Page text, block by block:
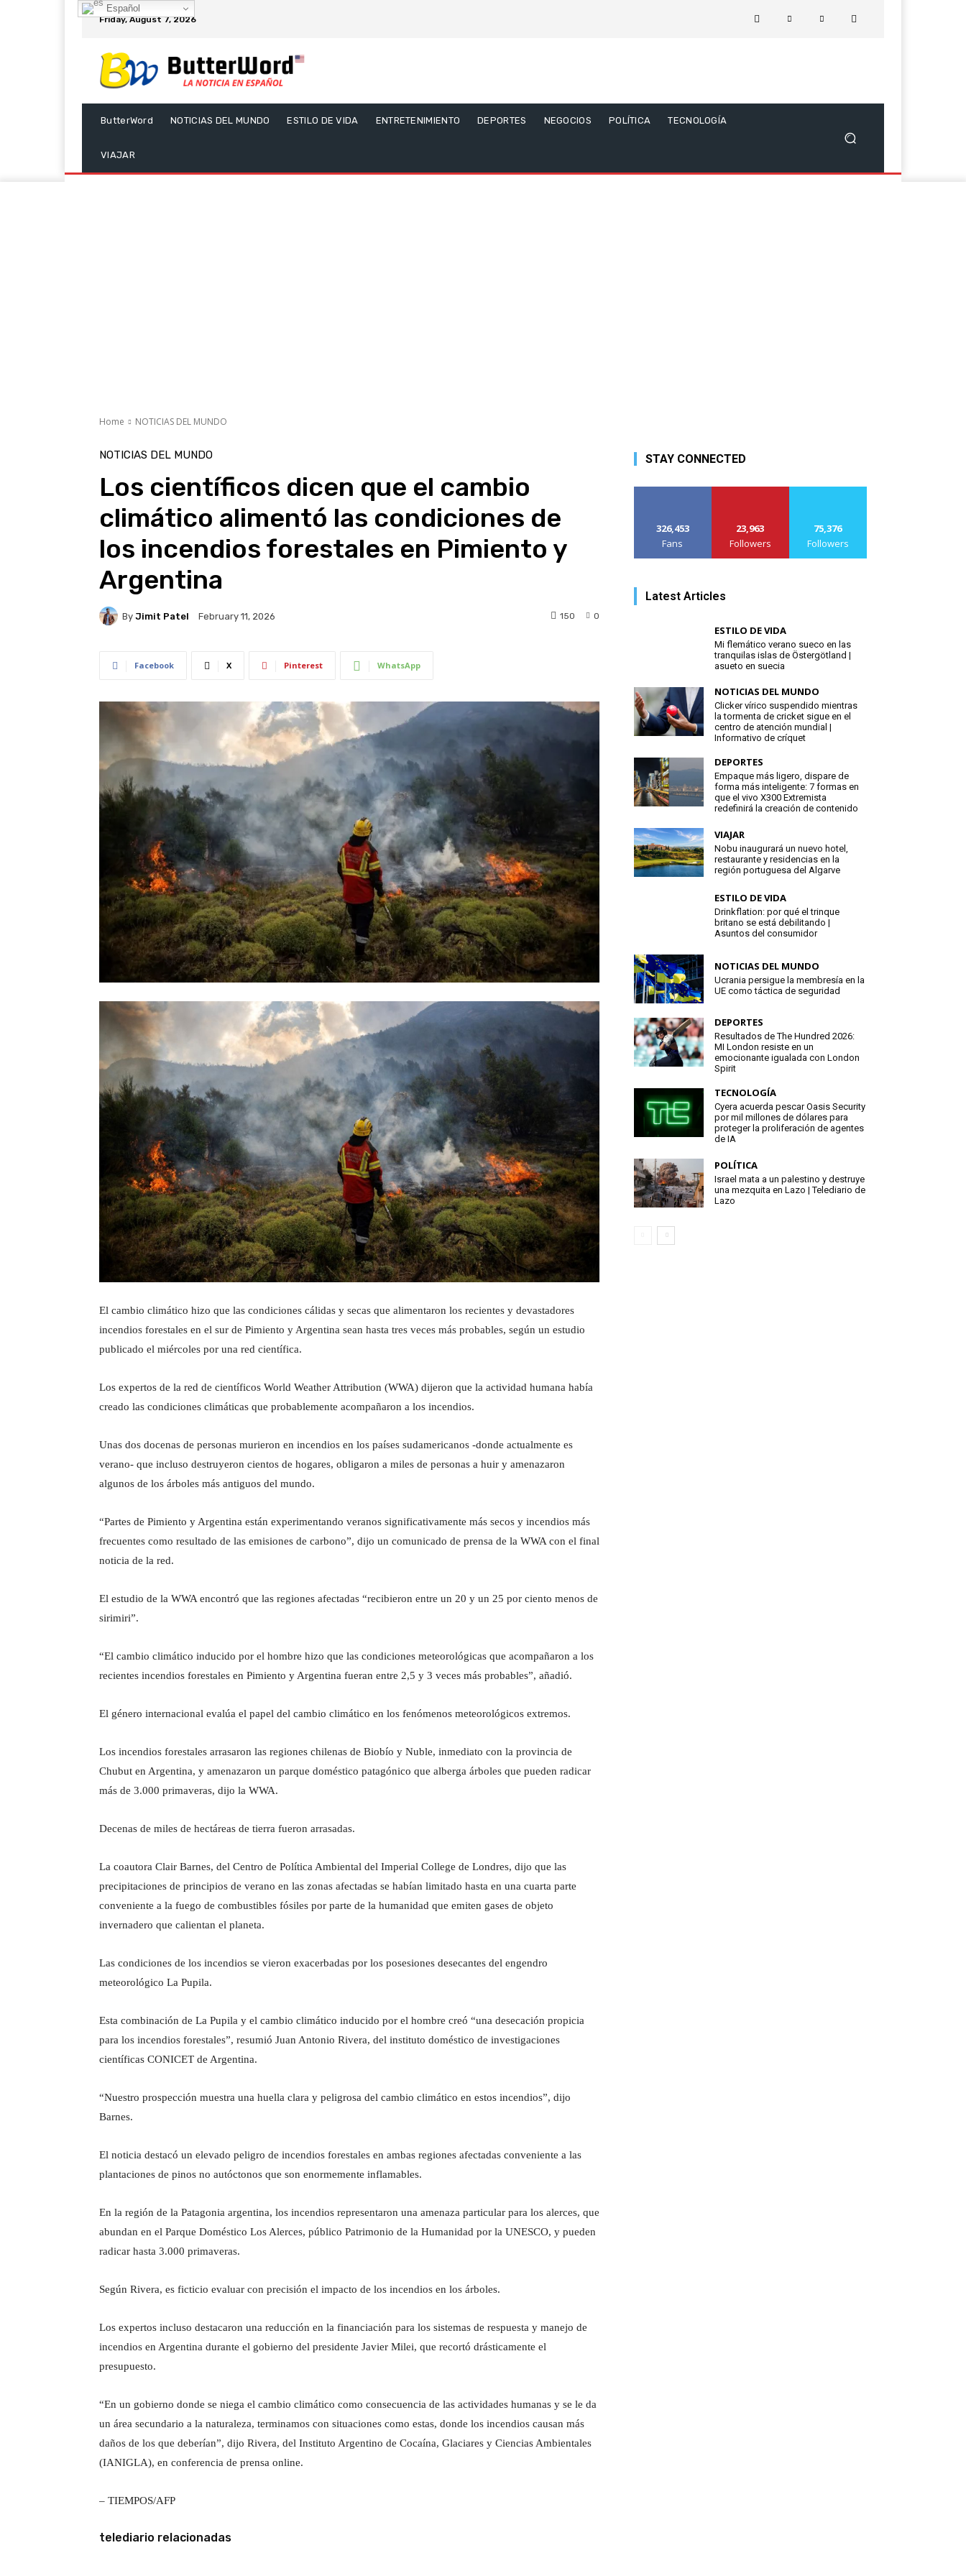
Friday, August 7, 2026
ButterWord NOTICIAS DEL MUNDO ESTILO DE VIDA ENTRETENIMIENTO DEPORTES NEGOCIOS POLÍTICA TECNOLOGÍA
VIAJAR
Home NOTICIAS DEL MUNDO
NOTICIAS DEL MUNDO
Los científicos dicen que el cambio
climático alimentó las condiciones de
los incendios forestales en Pimiento y
Argentina
By Jimit Patel February 11, 2026 0
150
Facebook X Pinterest WhatsApp
El cambio climático hizo que las condiciones cálidas y secas que alimentaron los recientes y devastadores
incendios forestales en el sur de Pimiento y Argentina sean hasta tres veces más probables, según un estudio
publicado el miércoles por una red científica.
Los expertos de la red de científicos World Weather Attribution (WWA) dijeron que la actividad humana había
creado las condiciones climáticas que probablemente acompañaron a los incendios.
Unas dos docenas de personas murieron en incendios en los países sudamericanos -donde actualmente es
verano- que incluso destruyeron cientos de hogares, obligaron a miles de personas a huir y amenazaron
algunos de los árboles más antiguos del mundo.
“Partes de Pimiento y Argentina están experimentando veranos significativamente más secos y incendios más
frecuentes como resultado de las emisiones de carbono”, dijo un comunicado de prensa de la WWA con el final
noticia de la red.
El estudio de la WWA encontró que las regiones afectadas “recibieron entre un 20 y un 25 por ciento menos de
sirimiri”.
“El cambio climático inducido por el hombre hizo que las condiciones meteorológicas que acompañaron a los
recientes incendios forestales en Pimiento y Argentina fueran entre 2,5 y 3 veces más probables”, añadió.
El género internacional evalúa el papel del cambio climático en los fenómenos meteorológicos extremos.
Los incendios forestales arrasaron las regiones chilenas de Biobío y Nuble, inmediato con la provincia de
Chubut en Argentina, y amenazaron un parque doméstico patagónico que alberga árboles que pueden radicar
más de 3.000 primaveras, dijo la WWA.
Decenas de miles de hectáreas de tierra fueron arrasadas.
La coautora Clair Barnes, del Centro de Política Ambiental del Imperial College de Londres, dijo que las
precipitaciones de principios de verano en las zonas afectadas se habían limitado hasta en una cuarta parte
conveniente a la fuego de combustibles fósiles por parte de la humanidad que emiten gases de objeto
invernadero que calientan el planeta.
Las condiciones de los incendios se vieron exacerbadas por los posesiones desecantes del engendro
meteorológico La Pupila.
Esta combinación de La Pupila y el cambio climático inducido por el hombre creó “una desecación propicia
para los incendios forestales”, resumió Juan Antonio Rivera, del instituto doméstico de investigaciones
científicas CONICET de Argentina.
“Nuestro prospección muestra una huella clara y peligrosa del cambio climático en estos incendios”, dijo
Barnes.
El noticia destacó un elevado peligro de incendios forestales en ambas regiones afectadas conveniente a las
plantaciones de pinos no autóctonos que son enormemente inflamables.
En la región de la Patagonia argentina, los incendios representaron una amenaza particular para los alerces, que
abundan en el Parque Doméstico Los Alerces, público Patrimonio de la Humanidad por la UNESCO, y pueden
radicar hasta 3.000 primaveras.
Según Rivera, es ficticio evaluar con precisión el impacto de los incendios en los árboles.
Los expertos incluso destacaron una reducción en la financiación para los sistemas de respuesta y manejo de
incendios en Argentina durante el gobierno del presidente Javier Milei, que recortó drásticamente el
presupuesto.
“En un gobierno donde se niega el cambio climático como consecuencia de las actividades humanas y se le da
un área secundario a la naturaleza, terminamos con situaciones como estas, donde los incendios causan más
daños de los que deberían”, dijo Rivera, del Instituto Argentino de Cocaína, Glaciares y Ciencias Ambientales
(IANIGLA), en conferencia de prensa online.
– TIEMPOS/AFP
telediario relacionadas
STAY CONNECTED
326,453
Fans
23,963
Followers
75,376
Followers
Latest Articles
ESTILO DE VIDA
Mi flemático verano sueco en las
tranquilas islas de Östergötland |
asueto en suecia
NOTICIAS DEL MUNDO
Clicker vírico suspendido mientras
la tormenta de cricket sigue en el
centro de atención mundial |
Informativo de críquet
DEPORTES
Empaque más ligero, dispare de
forma más inteligente: 7 formas en
que el vivo X300 Extremista
redefinirá la creación de contenido
VIAJAR
Nobu inaugurará un nuevo hotel,
restaurante y residencias en la
región portuguesa del Algarve
ESTILO DE VIDA
Drinkflation: por qué el trinque
britano se está debilitando |
Asuntos del consumidor
NOTICIAS DEL MUNDO
Ucrania persigue la membresía en la
UE como táctica de seguridad
DEPORTES
Resultados de The Hundred 2026:
MI London resiste en un
emocionante igualada con London
Spirit
TECNOLOGÍA
Cyera acuerda pescar Oasis Security
por mil millones de dólares para
proteger la proliferación de agentes
de IA
POLÍTICA
Israel mata a un palestino y destruye
una mezquita en Lazo | Telediario de
Lazo
Español